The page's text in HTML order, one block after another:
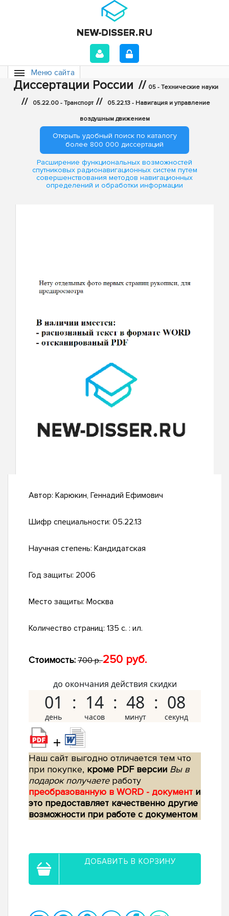
Меню сайта
Диссертации России // 05 - Технические науки
// 05.22.00 - Транспорт // 05.22.13 - Навигация и управление
воздушным движением
Открыть удобный поиск по каталогу
более 800 000 диссертаций
Расширение функциональных возможностей
спутниковых радионавигационных систем путем
совершенствования методов навигационных
определений и обработки информации
Автор: Карюкин, Геннадий Ефимович
Шифр специальности: 05.22.13
Научная степень: Кандидатская
Год защиты: 2006
Место защиты: Москва
Количество страниц: 135 с. : ил.
Стоимость: 700 р.250 руб.
до окончания действия скидки
01 14 48 07
+
Наш сайт выгодно отличается тем что
при покупке, кроме PDF версии Вы в
подарок получаетеработу
преобразованную в WORD - документ и
это предоставляет качественно другие
возможности при работе с документом
ДОБАВИТЬ В КОРЗИНУ